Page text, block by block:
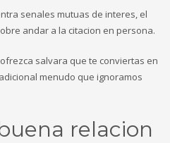
senales mutuas de interes, el
andar a la citacion en persona.
salvara que te conviertas en
menudo que ignoramos
relacion